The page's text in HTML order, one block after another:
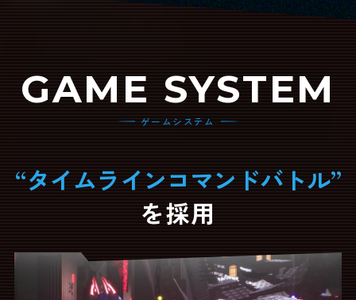
GAME SYSTEM
ゲームシステム
“タイムラインコマンドバトル”
を採用